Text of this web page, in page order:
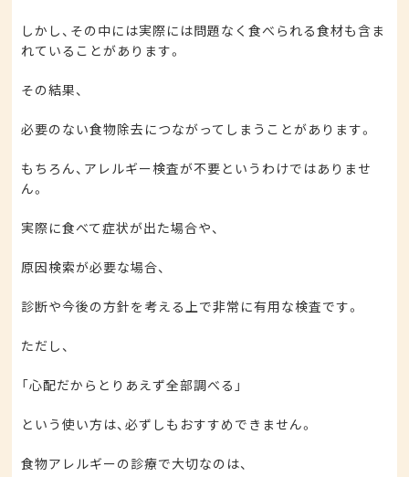
しかし、その中には実際には問題なく食べられる食材も含ま
れていることがあります。
その結果、
必要のない食物除去につながってしまうことがあります。
もちろん、アレルギー検査が不要というわけではありませ
ん。
実際に食べて症状が出た場合や、
原因検索が必要な場合、
診断や今後の方針を考える上で非常に有用な検査です。
ただし、
「心配だからとりあえず全部調べる」
という使い方は、必ずしもおすすめできません。
食物アレルギーの診療で大切なのは、